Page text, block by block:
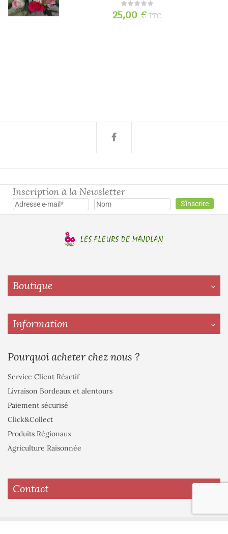
25,00 € TTC
Inscription à la Newsletter
Boutique
Information
Pourquoi acheter chez nous ?
Service Client Réactif
Livraison Bordeaux et alentours
Paiement sécurisé
Click&Collect
Produits Régionaux
Agriculture Raisonnée
Contact